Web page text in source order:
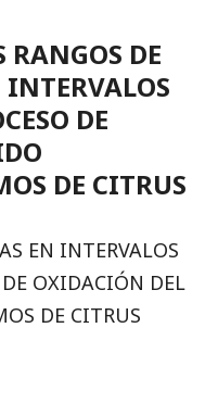
DE
INTERVALOS
DE
DE CITRUS
EN INTERVALOS
DE OXIDACIÓN DEL
DE CITRUS